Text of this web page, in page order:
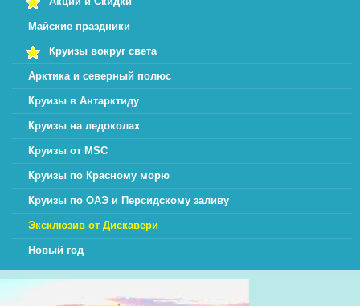
Майские праздники
Круизы вокруг света
Арктика и северный полюс
Круизы в Антарктиду
Круизы на ледоколах
Круизы от MSC
Круизы по Красному морю
Круизы по ОАЭ и Персидскому заливу
Эксклюзив от Дискавери
Новый год